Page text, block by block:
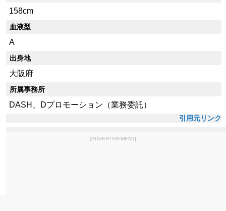
158cm
血液型
A
出身地
大阪府
所属事務所
DASH、Dプロモーション（業務委託）
引用元リンク
[ADVERTISEMENT]